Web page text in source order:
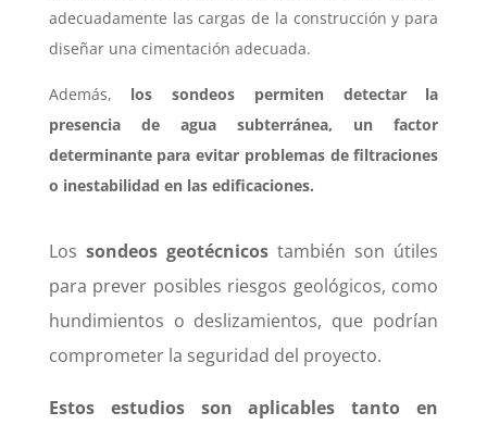
adecuadamente las cargas de la construcción y para
diseñar una cimentación adecuada.
Además, los sondeos permiten detectar la
presencia de agua subterránea, un factor
determinante para evitar problemas de filtraciones
o inestabilidad en las edificaciones.
Los sondeos geotécnicostambién son útiles
para prever posibles riesgos geológicos, como
hundimientos o deslizamientos, que podrían
comprometer la seguridad del proyecto.
Estos estudios son aplicables tanto en